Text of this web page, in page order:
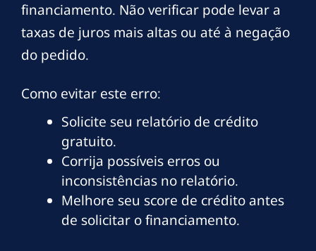
financiamento. Não verificar pode levar a
taxas de juros mais altas ou até à negação
do pedido.
Como evitar este erro:
Solicite seu relatório de crédito
gratuito.
Corrija possíveis erros ou
inconsistências no relatório.
Melhore seu score de crédito antes
de solicitar o financiamento.